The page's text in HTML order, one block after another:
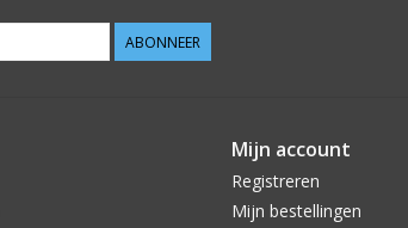
ABONNEER
Mijn account
Registreren
Mijn bestellingen